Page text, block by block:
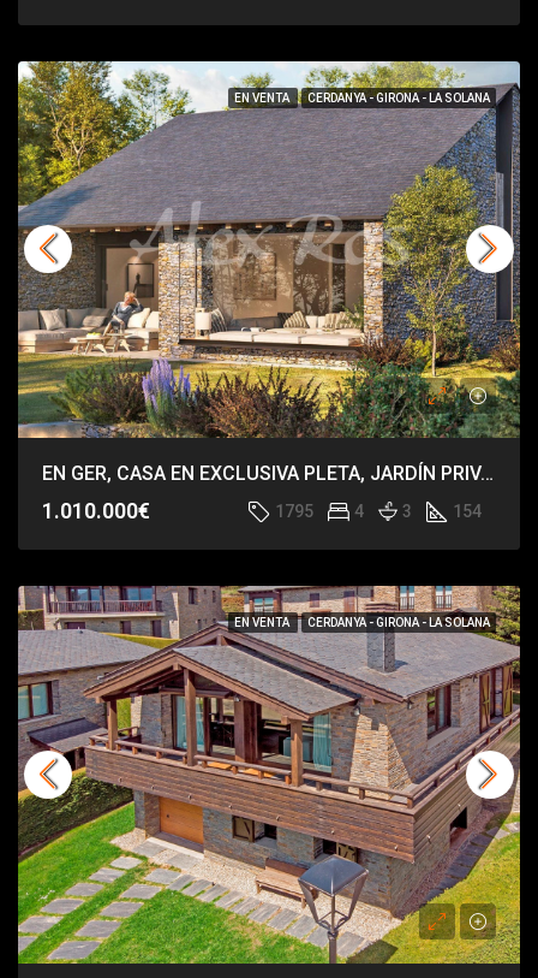
EN VENTA CERDANYA - GIRONA - LA SOLANA
EN GER, CASA EN EXCLUSIVA PLETA, JARDÍN PRIVADO, VISTAS DE IMPACTO.
1.010.000€ 1795 4 3 154
EN VENTA CERDANYA - GIRONA - LA SOLANA